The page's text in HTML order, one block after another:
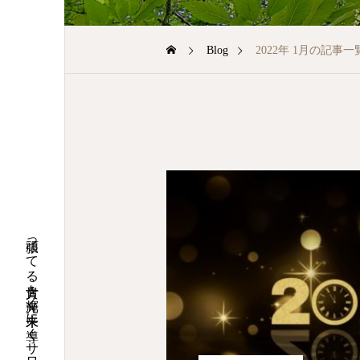
頑張ってる貴方を光輝く未来に導くサロン
Blog 2022年 1月の記事一